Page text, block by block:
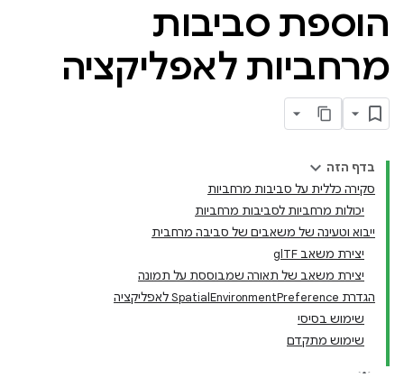
הוספת סביבות
מרחביות לאפליקציה
בדף הזה
סקירה כללית על סביבות מרחביות
יכולות מרחביות לסביבות מרחביות
ייבוא וטעינה של משאבים של סביבה מרחבית
יצירת משאב glTF
יצירת משאב של תאורה שמבוססת על תמונה
הגדרת SpatialEnvironmentPreference לאפליקציה
שימוש בסיסי
שימוש מתקדם